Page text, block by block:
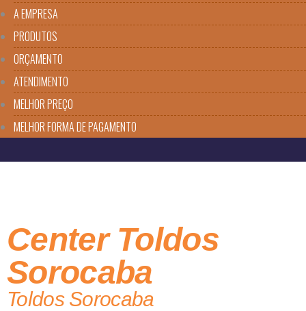
A EMPRESA
PRODUTOS
ORÇAMENTO
ATENDIMENTO
MELHOR PREÇO
MELHOR FORMA DE PAGAMENTO
Center Toldos
Sorocaba
Toldos Sorocaba